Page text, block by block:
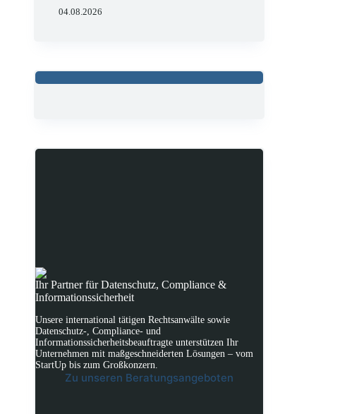
04.08.2026
Ihr Partner für Datenschutz, Compliance &
Informationssicherheit
Unsere international tätigen Rechtsanwälte sowie
Datenschutz-, Compliance- und
Informationssicherheitsbeauftragte unterstützen Ihr
Unternehmen mit maßgeschneiderten Lösungen – vom
StartUp bis zum Großkonzern.
Zu unseren Beratungsangeboten